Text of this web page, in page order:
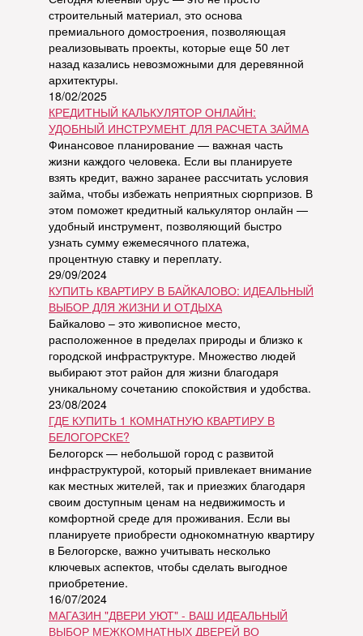
строительный материал, это основа
премиального домостроения, позволяющая
реализовывать проекты, которые еще 50 лет
назад казались невозможными для деревянной
архитектуры.
18/02/2025
КРЕДИТНЫЙ КАЛЬКУЛЯТОР ОНЛАЙН:
УДОБНЫЙ ИНСТРУМЕНТ ДЛЯ РАСЧЕТА ЗАЙМА
Финансовое планирование — важная часть
жизни каждого человека. Если вы планируете
взять кредит, важно заранее рассчитать условия
займа, чтобы избежать неприятных сюрпризов. В
этом поможет кредитный калькулятор онлайн —
удобный инструмент, позволяющий быстро
узнать сумму ежемесячного платежа,
процентную ставку и переплату.
29/09/2024
КУПИТЬ КВАРТИРУ В БАЙКАЛОВО: ИДЕАЛЬНЫЙ
ВЫБОР ДЛЯ ЖИЗНИ И ОТДЫХА
Байкалово – это живописное место,
расположенное в пределах природы и близко к
городской инфраструктуре. Множество людей
выбирают этот район для жизни благодаря
уникальному сочетанию спокойствия и удобства.
23/08/2024
ГДЕ КУПИТЬ 1 КОМНАТНУЮ КВАРТИРУ В
БЕЛОГОРСКЕ?
Белогорск — небольшой город с развитой
инфраструктурой, который привлекает внимание
как местных жителей, так и приезжих благодаря
своим доступным ценам на недвижимость и
комфортной среде для проживания. Если вы
планируете приобрести однокомнатную квартиру
в Белогорске, важно учитывать несколько
ключевых аспектов, чтобы сделать выгодное
приобретение.
16/07/2024
МАГАЗИН "ДВЕРИ УЮТ" - ВАШ ИДЕАЛЬНЫЙ
ВЫБОР МЕЖКОМНАТНЫХ ДВЕРЕЙ ВО